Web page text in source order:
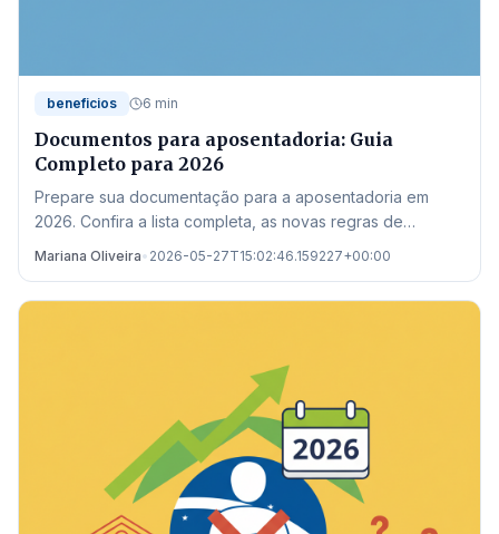
beneficios 6 min
Documentos para aposentadoria: Guia
Completo para 2026
Prepare sua documentação para a aposentadoria em
2026. Confira a lista completa, as novas regras de
Mariana Oliveira• 2026-05-27T15:02:46.159227+00:00